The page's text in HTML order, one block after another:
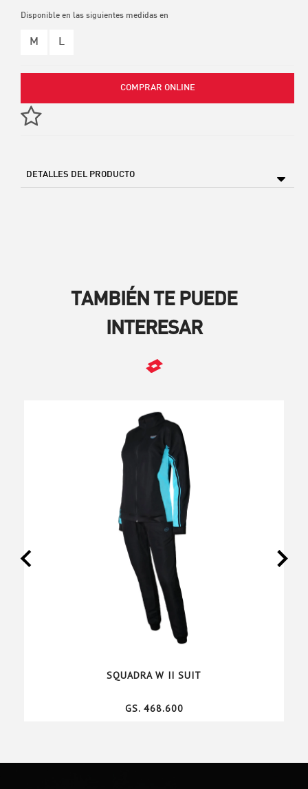
Disponible en las siguientes medidas en
M L
COMPRAR ONLINE
DETALLES DEL PRODUCTO
TAMBIÉN TE PUEDE
INTERESAR
SQUADRA W II SUIT
GS. 468.600